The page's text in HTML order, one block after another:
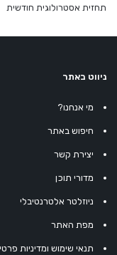
תחזית אסטרולוגית חודשית
ניווט באתר
מי אנחנו?
חיפוש באתר
יצירת קשר
מדורי תוכן
ניוזלטר אלטרנטיבלי
מפת האתר
תנאי שימוש ומדיניות